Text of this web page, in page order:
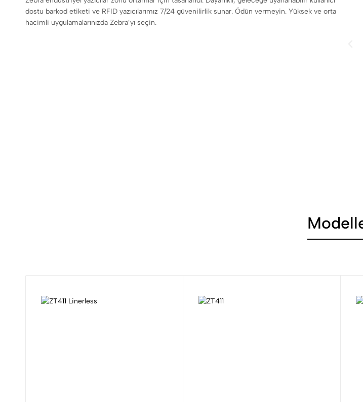
dostu barkod etiketi ve RFID yazıcılarımız 7/24 güvenilirlik sunar. Ödün vermeyin. Yüksek ve orta
hacimli uygulamalarınızda Zebra’yı seçin.